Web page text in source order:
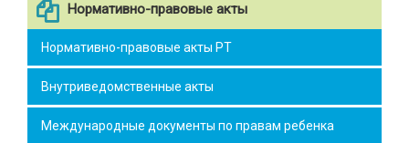
Нормативно-правовые акты
Нормативно-правовые акты РТ
Внутриведомственные акты
Международные документы по правам ребенка